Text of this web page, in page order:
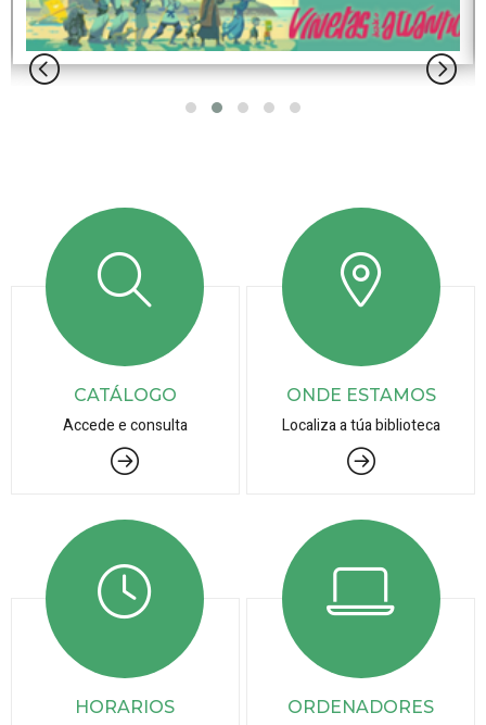
CATÁLOGO
Accede e consulta
ONDE ESTAMOS
Localiza a túa biblioteca
HORARIOS ORDENADORES